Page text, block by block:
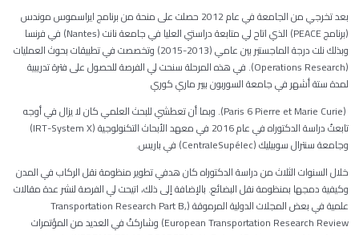
بعد تخرجي من الجامعة في عام 2012 حصلت على منحة من برنامج ايراسموس موندس
(برنامج PEACE) الذي اتاح لي متابعة دراستي العليا في جامعة نانت (Nantes) في فرنسا
وبذلك نلت درجة الماجستير بين عامي (2013-2015) وتخصصت في تطبيقات بحوث العمليات
(Operations Research). في هذه المرحلة سنحت لي الفرصة للحصول على فترة تدريبية
لمدة ستة أشهر في جامعة السوربون بيير ماري كوري
(Paris 6 Pierre et Marie Curie). وبما أن تعطشي للبحث العلمي كان لا يزال في أوجه
تابعتُ دراسة الدكتوراه في عام 2016 في معهد الأبحاث التكنولوجية (IRT-System X)
وجامعة سنترال سوبيليك (CentraleSupélec) في باريس.
خلال السنوات الثلاث من دراسة الدكتوراه كان هدفي تطوير منظومة نقل الركاب في المدن
وكيفية دمجها بمنظومة نقل البضائع. بالإضافة إلى ذلك، اتيحت لي الفرصة لنشر عدة مقالات
علمية في بعض المجلات الدولية المرموقة (Transportation Research Part B,
European Transportation Research Review) وشاركتُ في العديد من المؤتمرات